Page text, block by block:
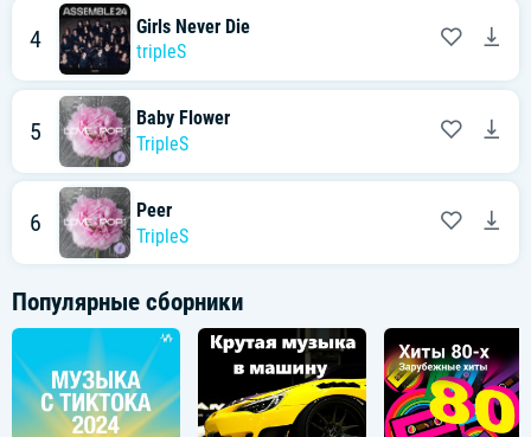
4
Girls Never Die
tripleS
5
Baby Flower
TripleS
6
Peer
TripleS
Популярные сборники